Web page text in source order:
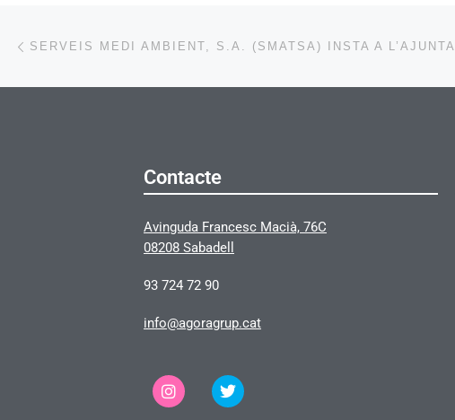
Post navigation
Contacte
Avinguda Francesc Macià, 76C
08208 Sabadell
93 724 72 90
info@agoragrup.cat